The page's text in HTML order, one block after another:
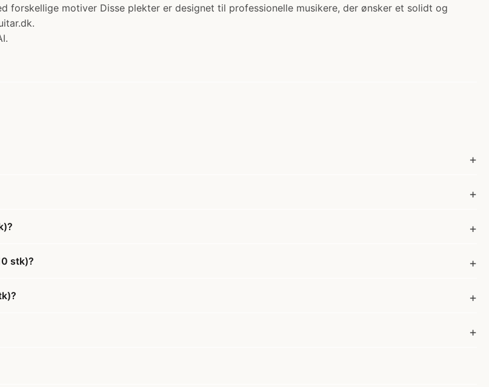
forskellige motiver Disse plekter er designet til professionelle musikere, der ønsker et solidt og
stk)?